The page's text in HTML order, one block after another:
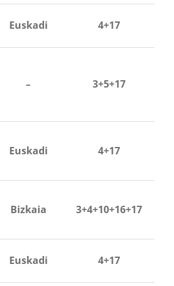
Euskadi 4+17
– 3+5+17
Euskadi 4+17
Bizkaia 3+4+10+16+17
Euskadi 4+17